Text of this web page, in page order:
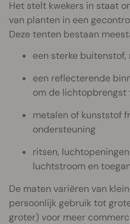
Het stelt kwekers in staat
van planten in een
Deze tenten bestaan
een sterke buitenstof,
een reflecterende
om de lichtopbrengst
metalen of kunststof
ondersteuning
ritsen,
luchtstroom en
De maten variëren van
persoonlijk gebruik tot
groter) voor meer